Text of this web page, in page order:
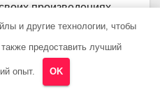
произведениях,
симфониях. Он также
песни, став одним из
инновационных
Его музыка
и другие технологии, чтобы
предоставить лучший
опыт. OK